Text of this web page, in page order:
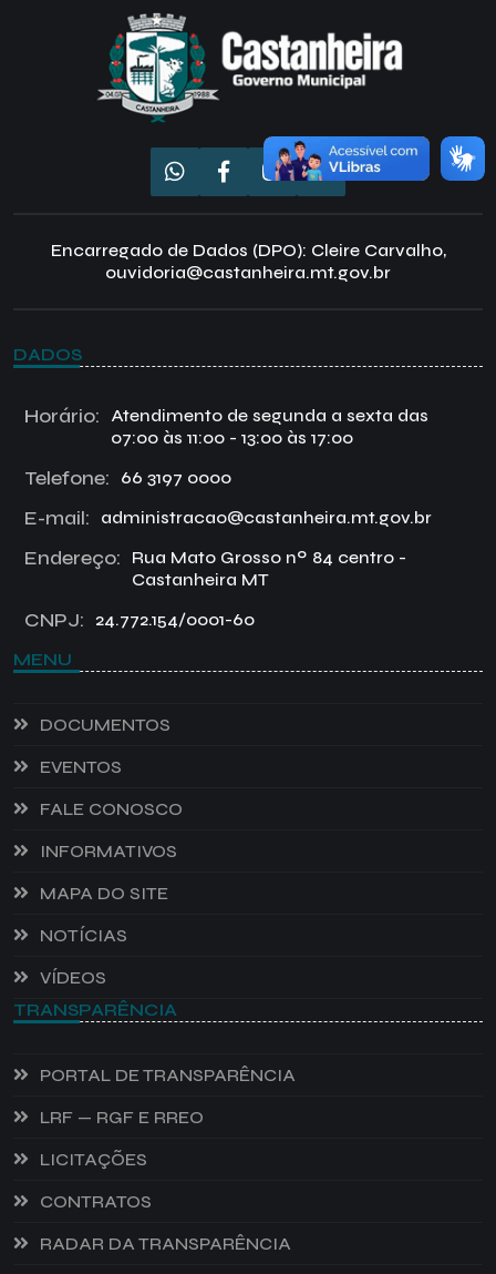
Encarregado de Dados (DPO): Cleire Carvalho,
ouvidoria@castanheira.mt.gov.br
DADOS
Horário:
Atendimento de segunda a sexta das
07:00 às 11:00 - 13:00 às 17:00
Telefone: 66 3197 0000
E-mail: administracao@castanheira.mt.gov.br
Endereço:
Rua Mato Grosso nº 84 centro -
Castanheira MT
CNPJ: 24.772.154/0001-60
MENU
DOCUMENTOS
EVENTOS
FALE CONOSCO
INFORMATIVOS
MAPA DO SITE
NOTÍCIAS
VÍDEOS
TRANSPARÊNCIA
PORTAL DE TRANSPARÊNCIA
LRF — RGF E RREO
LICITAÇÕES
CONTRATOS
RADAR DA TRANSPARÊNCIA